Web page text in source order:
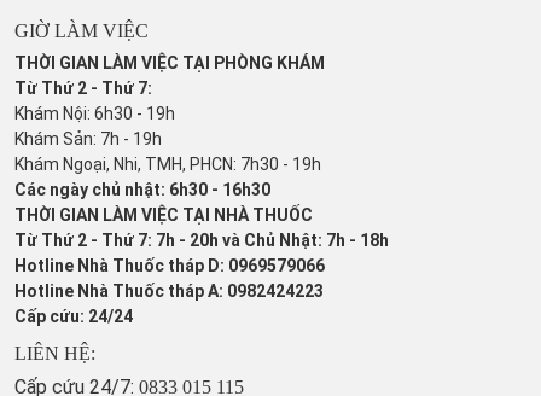
GIỜ LÀM VIỆC
THỜI GIAN LÀM VIỆC TẠI PHÒNG KHÁM
Từ Thứ 2 - Thứ 7:
Khám Nội: 6h30 - 19h
Khám Sản: 7h - 19h
Khám Ngoại, Nhi, TMH, PHCN: 7h30 - 19h
Các ngày chủ nhật: 6h30 - 16h30
THỜI GIAN LÀM VIỆC TẠI NHÀ THUỐC
Từ Thứ 2 - Thứ 7: 7h - 20h và Chủ Nhật: 7h - 18h
Hotline Nhà Thuốc tháp D: 0969579066
Hotline Nhà Thuốc tháp A: 0982424223
Cấp cứu: 24/24
LIÊN HỆ:
Cấp cứu 24/7: 0833 015 115